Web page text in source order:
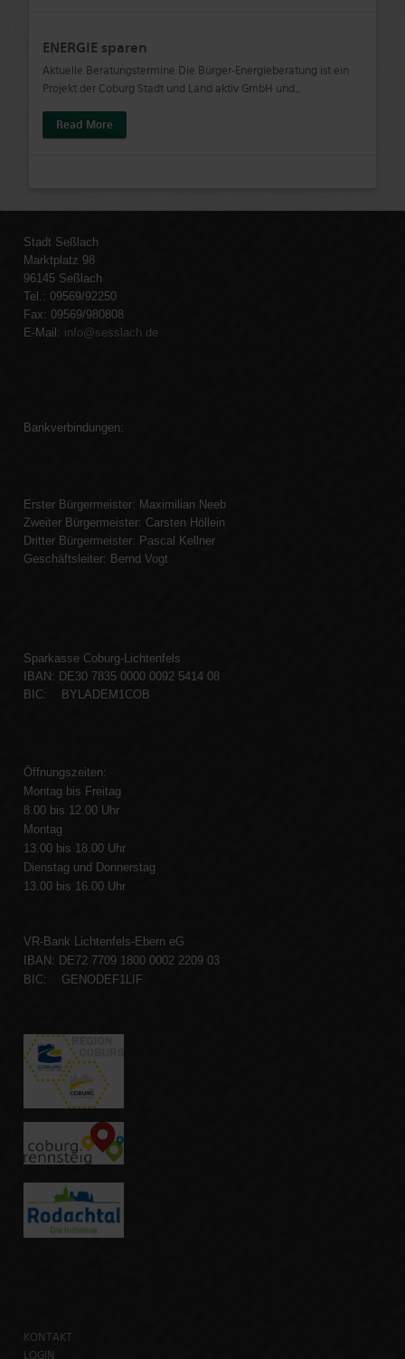
ENERGIE sparen
Aktuelle Beratungstermine Die Bürger-Energieberatung ist ein
Projekt der Coburg Stadt und Land aktiv GmbH und …
Read More
Stadt Seßlach
Marktplatz 98
96145 Seßlach
Tel.: 09569/92250
Fax: 09569/980808
E-Mail: info@sesslach.de
Bankverbindungen:
Erster Bürgermeister: Maximilian Neeb
Zweiter Bürgermeister: Carsten Höllein
Dritter Bürgermeister: Pascal Kellner
Geschäftsleiter: Bernd Vogt
Sparkasse Coburg-Lichtenfels
IBAN: DE30 7835 0000 0092 5414 08
BIC: BYLADEM1COB
Öffnungszeiten:
Montag bis Freitag
8.00 bis 12.00 Uhr
Montag
13.00 bis 18.00 Uhr
Dienstag und Donnerstag
13.00 bis 16.00 Uhr
VR-Bank Lichtenfels-Ebern eG
IBAN: DE72 7709 1800 0002 2209 03
BIC: GENODEF1LIF
KONTAKT
LOGIN